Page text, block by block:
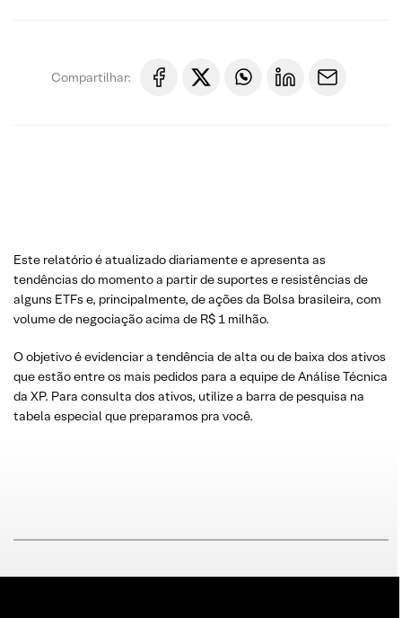
Compartilhar:
Este relatório é atualizado diariamente e apresenta as
tendências do momento a partir de suportes e resistências de
alguns ETFs e, principalmente, de ações da Bolsa brasileira, com
volume de negociação acima de R$ 1 milhão.
O objetivo é evidenciar a tendência de alta ou de baixa dos ativos
que estão entre os mais pedidos para a equipe de Análise Técnica
da XP. Para consulta dos ativos, utilize a barra de pesquisa na
tabela especial que preparamos pra você.